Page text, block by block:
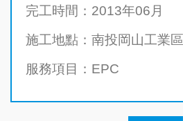
完工時間：2013年06月
施工地點：南投岡山工業區
服務項目：EPC